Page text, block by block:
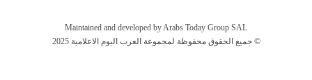
Maintained and developed by Arabs Today Group SAL
جميع الحقوق محفوظة لمجموعة العرب اليوم الاعلامية 2025 ©